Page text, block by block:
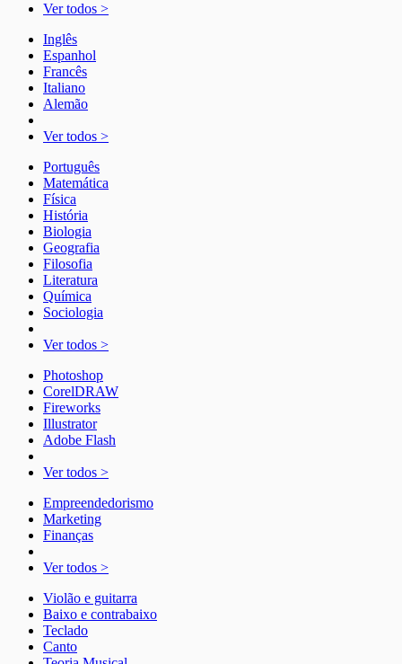
Ver todos >
Inglês
Espanhol
Francês
Italiano
Alemão
Ver todos >
Português
Matemática
Física
História
Biologia
Geografia
Filosofia
Literatura
Química
Sociologia
Ver todos >
Photoshop
CorelDRAW
Fireworks
Illustrator
Adobe Flash
Ver todos >
Empreendedorismo
Marketing
Finanças
Ver todos >
Violão e guitarra
Baixo e contrabaixo
Teclado
Canto